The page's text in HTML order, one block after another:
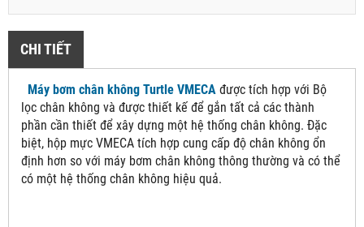
CHI TIẾT
Máy bơm chân không Turtle VMECA được tích hợp với Bộ
lọc chân không và được thiết kế để gắn tất cả các thành
phần cần thiết để xây dựng một hệ thống chân không. Đặc
biệt, hộp mực VMECA tích hợp cung cấp độ chân không ổn
định hơn so với máy bơm chân không thông thường và có thể
có một hệ thống chân không hiệu quả.